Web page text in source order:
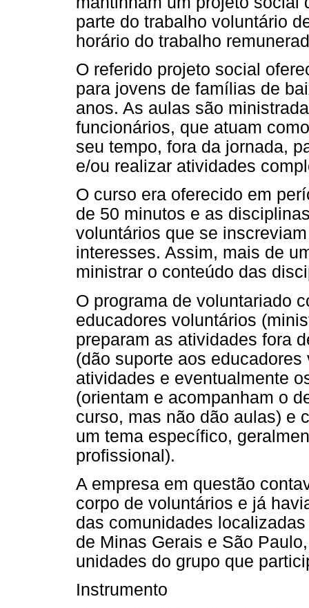
parte do trabalho voluntário
horário do trabalho
O referido projeto social
para jovens de famílias de
anos. As aulas são
funcionários, que atuam
seu tempo, fora da jornada,
e/ou realizar atividades
O curso era oferecido em
de 50 minutos e as
voluntários que se
interesses. Assim, mais de
ministrar o conteúdo das
O programa de voluntariado
educadores voluntários
preparam as atividades fora
(dão suporte aos
atividades e eventualmente
(orientam e acompanham o
curso, mas não dão aulas) e
um tema específico,
profissional).
A empresa em questão
corpo de voluntários e já
das comunidades
de Minas Gerais e São
unidades do grupo que
Instrumento